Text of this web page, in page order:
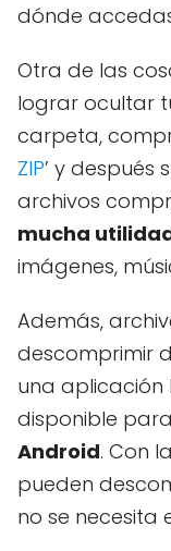
dónde
Otra de las
lograr ocultar
carpeta,
ZIP’ y después
archivos
mucha
imágenes,
Además,
descomprimir
una aplicación
disponible para
Android. Con
pueden
no se necesita